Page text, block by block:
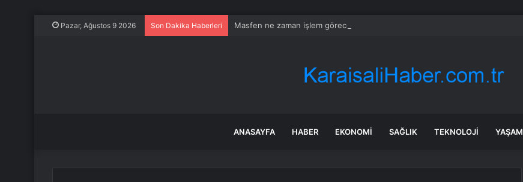
Pazar, Ağustos 9 2026 Son Dakika Haberleri Masfen ne zaman işlem görecek? Masfen halka arz kaç lot verdi?
ANASAYFA HABER EKONOMI SAĞLIK TEKNOLOJI YAŞAM